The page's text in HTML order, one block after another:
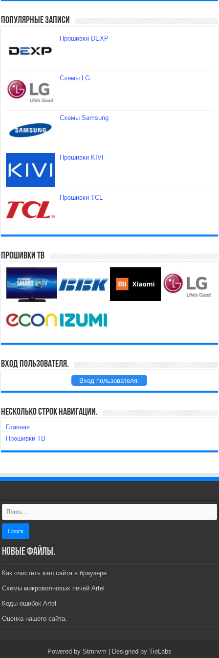
Популярные записи
Прошивки DEXP
Схемы LG
Схемы Samsung
Прошивки KIVI
Прошивки TCL
Прошивки ТВ
Вход пользователя.
Вход пользователя.
Несколько строк навигации.
Главная
Прошивки ТВ
Новые файлы.
Как очистить кэш сайта в браузере
Схемы микроволновых печей Artel
Коды ошибок Artel
Оценка нашего сайта.
Powered by Stmnvm | Designed by TieLabs